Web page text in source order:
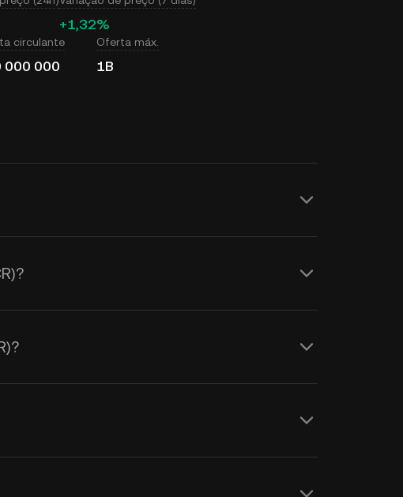
+1,32%
circulante
000 000
Oferta máx.
1B
real do preço do Scroll (SCR) em
e demanda, bem como pelo